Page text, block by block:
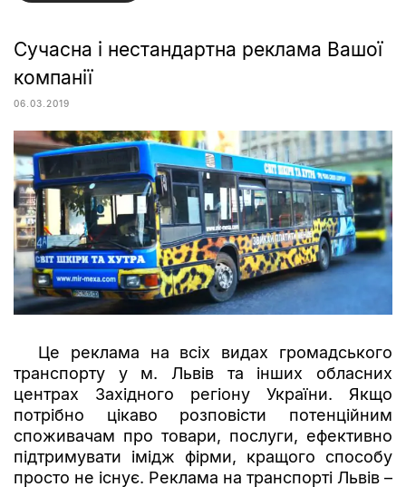
Сучасна і нестандартна реклама Вашої
компанії
06.03.2019
Це реклама на всіх видах громадського
транспорту у м. Львів та інших обласних
центрах Західного регіону України. Якщо
потрібно цікаво розповісти потенційним
споживачам про товари, послуги, ефективно
підтримувати імідж фірми, кращого способу
просто не існує. Реклама на транспорті Львів –